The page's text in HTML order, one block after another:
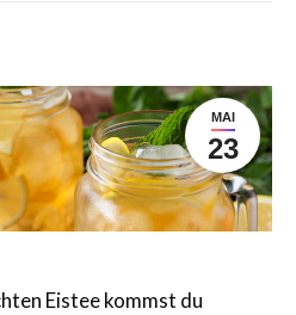
MAI
23
Eistee kommst du